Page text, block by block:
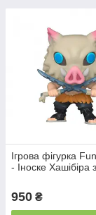
Ігрова фігурка
- Іноске Хашібіра
950 ₴